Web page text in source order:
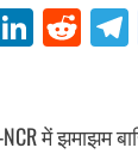
में झमाझम